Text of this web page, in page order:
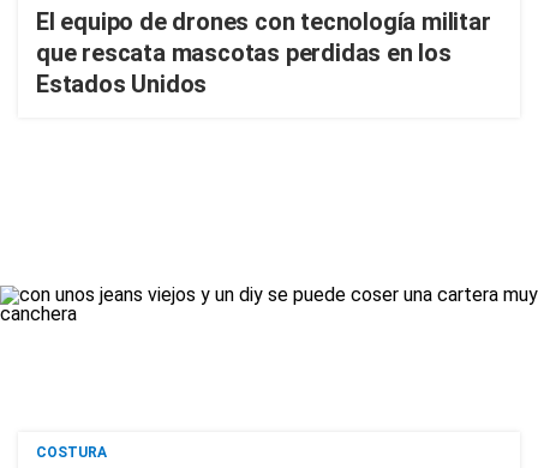
El equipo de drones con tecnología militar
que rescata mascotas perdidas en los
Estados Unidos
COSTURA